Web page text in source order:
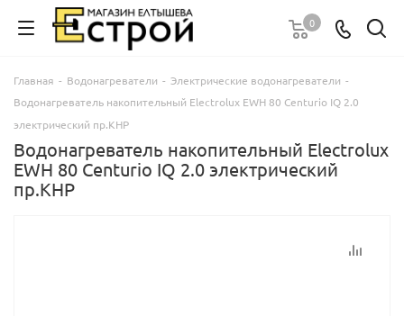
0
Главная - Водонагреватели - Электрические водонагреватели -
Водонагреватель накопительный Electrolux EWH 80 Centurio IQ 2.0
электрический пр.КНР
Водонагреватель накопительный Electrolux
EWH 80 Centurio IQ 2.0 электрический
пр.КНР